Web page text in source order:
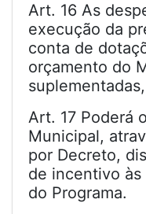
Art. 16 As
execução da
conta de
orçamento do
Art. 17 Poderá
Municipal,
por Decreto,
de incentivo
do Programa.